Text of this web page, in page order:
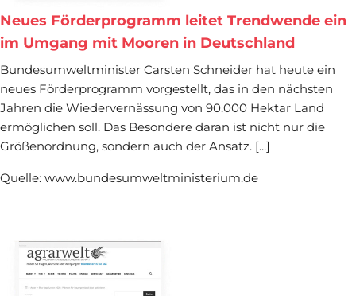
Neues Förderprogramm leitet Trendwende ein
im Umgang mit Mooren in Deutschland
Bundesumweltminister Carsten Schneider hat heute ein
neues Förderprogramm vorgestellt, das in den nächsten
Jahren die Wiedervernässung von 90.000 Hektar Land
ermöglichen soll. Das Besondere daran ist nicht nur die
Größenordnung, sondern auch der Ansatz. [...]
Quelle: www.bundesumweltministerium.de